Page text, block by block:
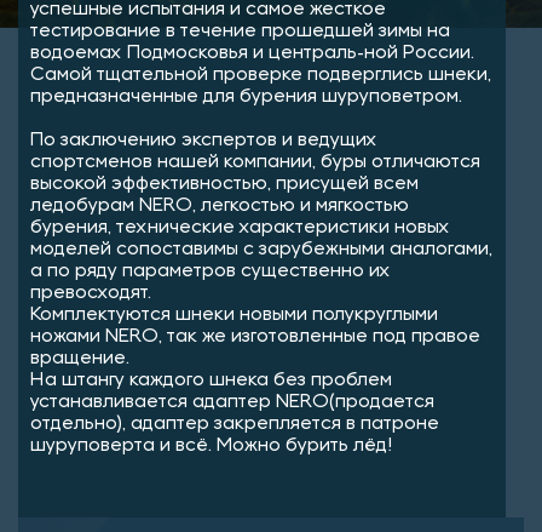
успешные испытания и самое жесткое
тестирование в течение прошедшей зимы на
водоемах Подмосковья и централь-ной России.
Самой тщательной проверке подверглись шнеки,
предназначенные для бурения шуруповетром.
По заключению экспертов и ведущих
спортсменов нашей компании, буры отличаются
высокой эффективностью, присущей всем
ледобурам NERO, легкостью и мягкостью
бурения, технические характеристики новых
моделей сопоставимы с зарубежными аналогами,
а по ряду параметров существенно их
превосходят.
Комплектуются шнеки новыми полукруглыми
ножами NERO, так же изготовленные под правое
вращение.
На штангу каждого шнека без проблем
устанавливается адаптер NERO(продается
отдельно), адаптер закрепляется в патроне
шуруповерта и всё. Можно бурить лёд!